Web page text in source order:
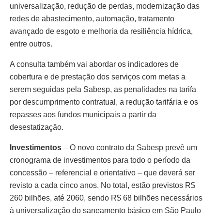
universalização, redução de perdas, modernização das
redes de abastecimento, automação, tratamento
avançado de esgoto e melhoria da resiliência hídrica,
entre outros.
A consulta também vai abordar os indicadores de
cobertura e de prestação dos serviços com metas a
serem seguidas pela Sabesp, as penalidades na tarifa
por descumprimento contratual, a redução tarifária e os
repasses aos fundos municipais a partir da
desestatização.
Investimentos – O novo contrato da Sabesp prevê um
cronograma de investimentos para todo o período da
concessão – referencial e orientativo – que deverá ser
revisto a cada cinco anos. No total, estão previstos R$
260 bilhões, até 2060, sendo R$ 68 bilhões necessários
à universalização do saneamento básico em São Paulo